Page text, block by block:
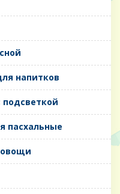
напитков
пасхальные